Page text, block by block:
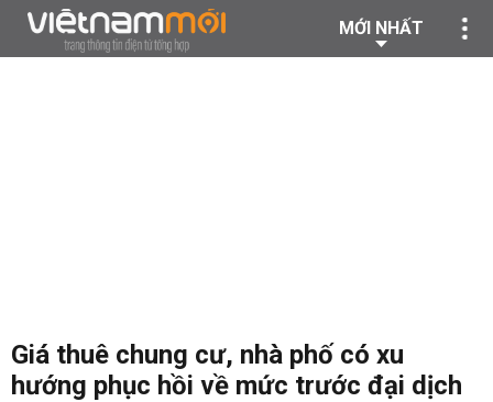
MỚI NHẤT
Giá thuê chung cư, nhà phố có xu
hướng phục hồi về mức trước đại dịch